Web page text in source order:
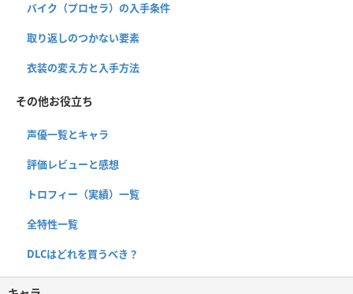
バイク（プロセラ）の入手条件
取り返しのつかない要素
衣装の変え方と入手方法
その他お役立ち
声優一覧とキャラ
評価レビューと感想
トロフィー（実績）一覧
全特性一覧
DLCはどれを買うべき？